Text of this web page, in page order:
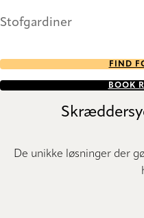
Stofgardiner
FIND
BOOK
De unikke løsninger der